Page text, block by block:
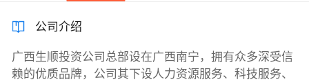
公司介绍
广西生顺投资公司总部设在广西南宁，拥有众多深受信
赖的优质品牌，公司其下设人力资源服务、科技服务、